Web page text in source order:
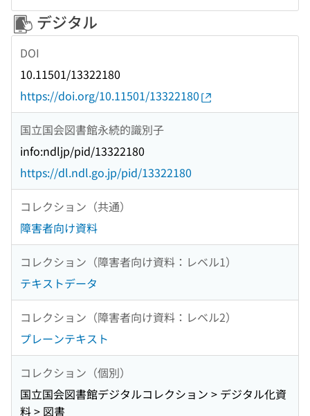
デジタル
DOI
10.11501/13322180
https://doi.org/10.11501/13322180
国立国会図書館永続的識別子
info:ndljp/pid/13322180
https://dl.ndl.go.jp/pid/13322180
コレクション（共通）
障害者向け資料
コレクション（障害者向け資料：レベル1）
テキストデータ
コレクション（障害者向け資料：レベル2）
プレーンテキスト
コレクション（個別）
国立国会図書館デジタルコレクション > デジタル化資
料 > 図書